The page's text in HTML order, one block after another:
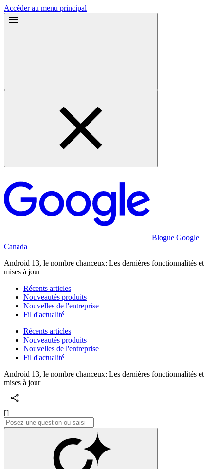
Accéder au menu principal
Blogue Google
Canada
Android 13, le nombre chanceux: Les dernières fonctionnalités et
mises à jour
Récents articles
Nouveautés produits
Nouvelles de l'entreprise
Fil d'actualité
Récents articles
Nouveautés produits
Nouvelles de l'entreprise
Fil d'actualité
Android 13, le nombre chanceux: Les dernières fonctionnalités et
mises à jour
[]